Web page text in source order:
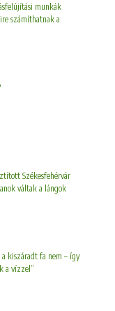
munkák
számíthatnak a
Székesfehérvár
váltak a lángok
kiszáradt fa nem – így
a vízzel”